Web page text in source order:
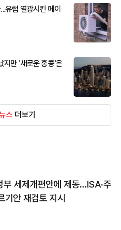
유럽 열광시킨 메이
지만 '새로운 홍콩'은
스 더보기
세제개편안에 제동…ISA·주
기안 재검토 지시